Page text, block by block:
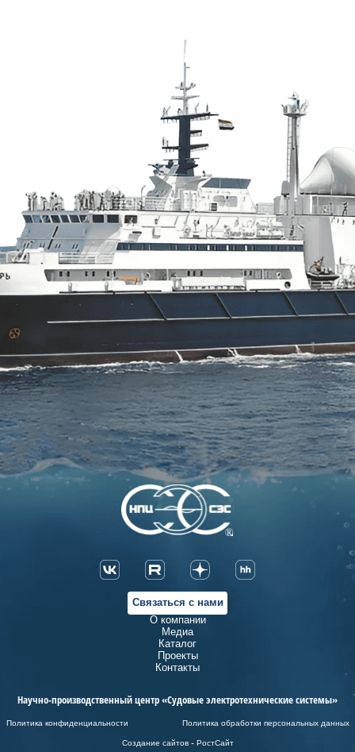
Связаться с нами
О компании
Медиа
Каталог
Проекты
Контакты
Научно-производственный центр «Судовые электротехнические системы»
Политика конфиденциальности
Политика обработки персональных данных
Создание сайтов - РостСайт